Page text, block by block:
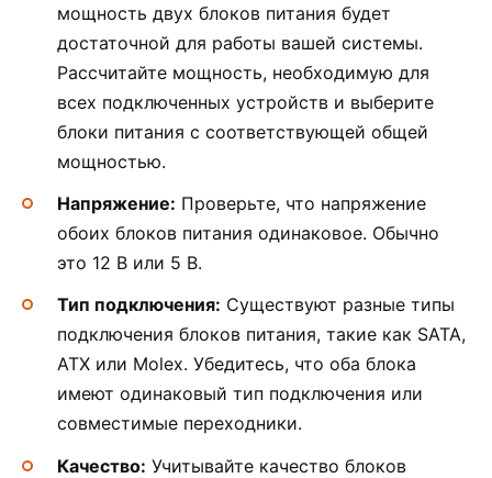
мощность двух блоков питания будет
достаточной для работы вашей системы.
Рассчитайте мощность, необходимую для
всех подключенных устройств и выберите
блоки питания с соответствующей общей
мощностью.
Напряжение: Проверьте, что напряжение
обоих блоков питания одинаковое. Обычно
это 12 В или 5 В.
Тип подключения: Существуют разные типы
подключения блоков питания, такие как SATA,
ATX или Molex. Убедитесь, что оба блока
имеют одинаковый тип подключения или
совместимые переходники.
Качество: Учитывайте качество блоков